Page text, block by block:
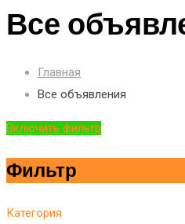
Все
Главная
Все объявления
Включить фильтр
Фильтр
Категория